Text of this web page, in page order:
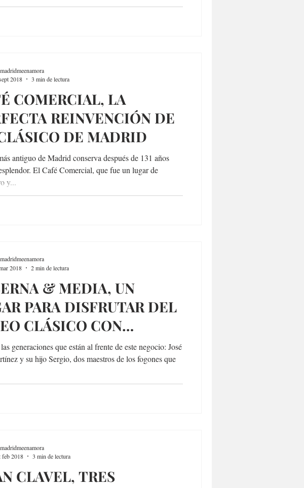
COMERCIAL, LA
REINVENCIÓN DE
DE MADRID
antiguo de Madrid conserva después de 131 años
El Café Comercial, que fue un lugar de
y...
2018
3 min de lectura
& MEDIA, UN
PARA DISFRUTAR DEL
CLÁSICO CON
ACTUALIZADAS
generaciones que están al frente de este negocio: José
y su hijo Sergio, dos maestros de los fogones que
2018
2 min de lectura
CLAVEL, TRES
feb 2018
3 min de lectura